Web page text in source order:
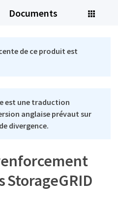
Documents
de ce produit est
est une traduction
anglaise prévaut sur
divergence.